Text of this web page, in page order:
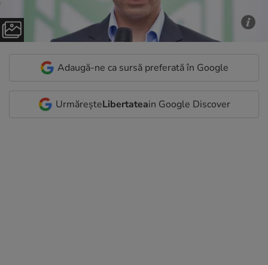
Adaugă-ne ca sursă preferată în Google
UrmăreșteLibertateain Google Discover